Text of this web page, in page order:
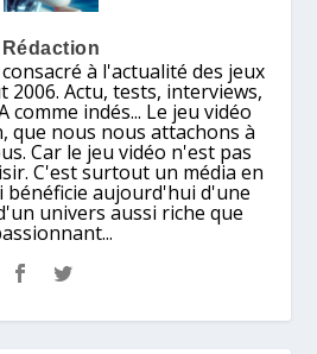
Rédaction
à l'actualité des jeux
2006. Actu, tests, interviews,
comme indés... Le jeu vidéo
que nous nous attachons à
Car le jeu vidéo n'est pas
C'est surtout un média en
bénéficie aujourd'hui d'une
univers aussi riche que